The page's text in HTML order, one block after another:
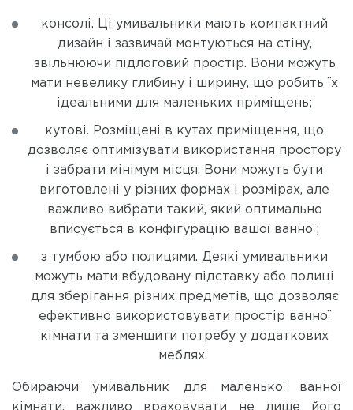
консолі. Ці умивальники мають компактний
дизайн і зазвичай монтуються на стіну,
звільнюючи підлоговий простір. Вони можуть
мати невелику глибину і ширину, що робить їх
ідеальними для маленьких приміщень;
кутові. Розміщені в кутах приміщення, що
дозволяє оптимізувати використання простору
і забрати мінімум місця. Вони можуть бути
виготовлені у різних формах і розмірах, але
важливо вибрати такий, який оптимально
вписується в конфігурацію вашої ванної;
з тумбою або полицями. Деякі умивальники
можуть мати вбудовану підставку або полиці
для зберігання різних предметів, що дозволяє
ефективно використовувати простір ванної
кімнати та зменшити потребу у додаткових
меблях.
Обираючи умивальник для маленької ванної
кімнати, важливо враховувати не лише його